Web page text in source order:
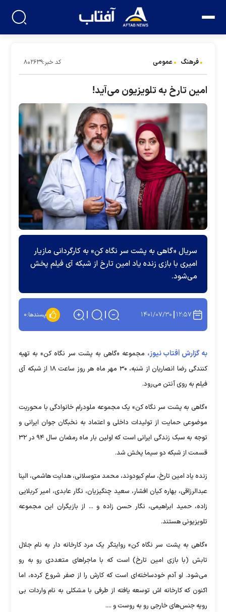
فرهنگ عمومی کد خبر:۸۰۲۶۳۹
امین تارخ به تلویزیون می‌آید!
سریال «گاهی به پشت سر نگاه کن» به کارگردانی مازیار
امیری با بازی زنده یاد امین تارخ از شبکه آی فیلم پخش
می‌شود.
۱۲:۵۷ ۱۴۰۱/۰۷/۳۰ پسندها:۰
به گزارش آفتاب نیوز، مجموعه «گاهی به پشت سر نگاه کن» به تهیه
کنندگی رضا انصاریان از شنبه، ۳۰ مهر ماه هر روز ساعت ۱۸ از شبکه آی
فیلم به روی آنتن می‌رود.
«گاهی به پشت سر نگاه کن» یک مجموعه ملودرام خانوادگی با محوریت
موضوعی حمایت از تولیدات داخلی و اعتماد به نخبگان جوان ایرانی و
توجه به سبک زندگی ایرانی است که اولین بار ماه رمضان سال ۹۴ در ۳۲
قسمت از شبکه دو سیما پخش شد.
زنده یاد امین تارخ، سام کبودوند، محمد متوسلانی، هدایت هاشمی، الینا
عبدالرزاقی، بهاره کیان افشار، سعید چنگیزیان، نگار عابدی، امیر کربلایی
زاده، حمید ابراهیمی، نگار حسن زاده و ... از بازیگران این مجموعه
تلویزیونی هستند.
«گاهی به پشت سر نگاه کن» روایتگر یک مرد کارخانه دار به نام جلال
تابش (با بازی امین تارخ) است که با ماجرا‌های متعددی رو به رو
می‌شود. او آدم خودساخته‌ای است که کارش را از صفر شروع کرده، اما
اکنون که کارخانه اش توسعه یافته از طرفی با مشکلی به نام واردات بی
رویه جنس‌های خارجی رو به روست و ....